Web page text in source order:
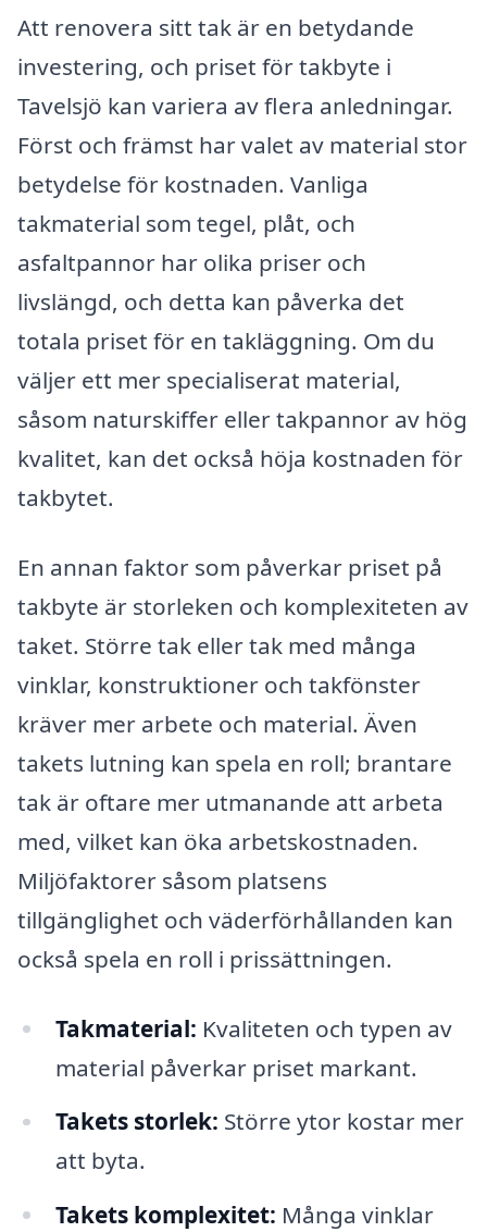
Att renovera sitt tak är en betydande
investering, och priset för takbyte i
Tavelsjö kan variera av flera anledningar.
Först och främst har valet av material stor
betydelse för kostnaden. Vanliga
takmaterial som tegel, plåt, och
asfaltpannor har olika priser och
livslängd, och detta kan påverka det
totala priset för en takläggning. Om du
väljer ett mer specialiserat material,
såsom naturskiffer eller takpannor av hög
kvalitet, kan det också höja kostnaden för
takbytet.
En annan faktor som påverkar priset på
takbyte är storleken och komplexiteten av
taket. Större tak eller tak med många
vinklar, konstruktioner och takfönster
kräver mer arbete och material. Även
takets lutning kan spela en roll; brantare
tak är oftare mer utmanande att arbeta
med, vilket kan öka arbetskostnaden.
Miljöfaktorer såsom platsens
tillgänglighet och väderförhållanden kan
också spela en roll i prissättningen.
Takmaterial: Kvaliteten och typen av
material påverkar priset markant.
Takets storlek: Större ytor kostar mer
att byta.
Takets komplexitet: Många vinklar